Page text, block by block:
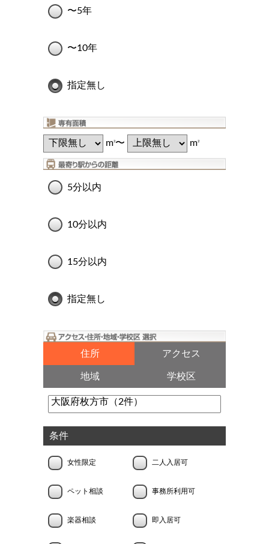
〜5年
〜10年
指定無し
m2〜 m2
5分以内
10分以内
15分以内
指定無し
住所 アクセス
地域 学校区
条件
女性限定 二人入居可
ペット相談 事務所利用可
楽器相談 即入居可